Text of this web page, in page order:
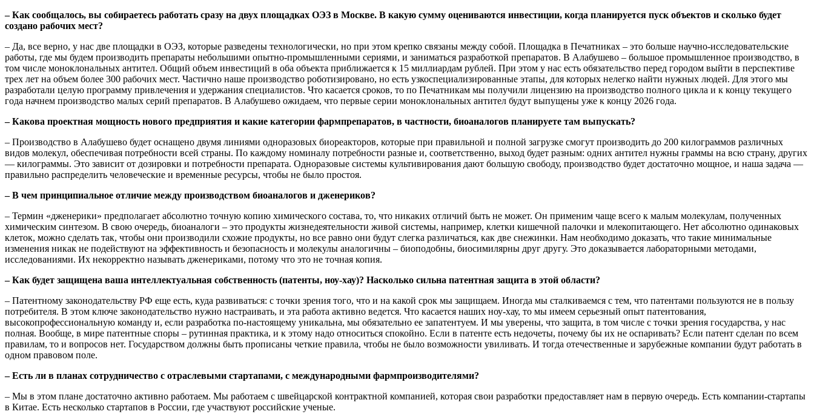
– Как сообщалось, вы собираетесь работать сразу на двух площадках ОЭЗ в Москве. В какую сумму оцениваются инвестиции, когда планируется пуск объектов и сколько будет
создано рабочих мест?
– Да, все верно, у нас две площадки в ОЭЗ, которые разведены технологически, но при этом крепко связаны между собой. Площадка в Печатниках – это больше научно-исследовательские
работы, где мы будем производить препараты небольшими опытно-промышленными сериями, и заниматься разработкой препаратов. В Алабушево – большое промышленное производство, в
том числе моноклональных антител. Общий объем инвестиций в оба объекта приближается к 15 миллиардам рублей. При этом у нас есть обязательство перед городом выйти в перспективе
трех лет на объем более 300 рабочих мест. Частично наше производство роботизировано, но есть узкоспециализированные этапы, для которых нелегко найти нужных людей. Для этого мы
разработали целую программу привлечения и удержания специалистов. Что касается сроков, то по Печатникам мы получили лицензию на производство полного цикла и к концу текущего
года начнем производство малых серий препаратов. В Алабушево ожидаем, что первые серии моноклональных антител будут выпущены уже к концу 2026 года.
– Какова проектная мощность нового предприятия и какие категории фармпрепаратов, в частности, биоаналогов планируете там выпускать?
– Производство в Алабушево будет оснащено двумя линиями одноразовых биореакторов, которые при правильной и полной загрузке смогут производить до 200 килограммов различных
видов молекул, обеспечивая потребности всей страны. По каждому номиналу потребности разные и, соответственно, выход будет разным: одних антител нужны граммы на всю страну, других
— килограммы. Это зависит от дозировки и потребности препарата. Одноразовые системы культивирования дают большую свободу, производство будет достаточно мощное, и наша задача —
правильно распределить человеческие и временные ресурсы, чтобы не было простоя.
– В чем принципиальное отличие между производством биоаналогов и дженериков?
– Термин «дженерики» предполагает абсолютно точную копию химического состава, то, что никаких отличий быть не может. Он применим чаще всего к малым молекулам, полученных
химическим синтезом. В свою очередь, биоаналоги – это продукты жизнедеятельности живой системы, например, клетки кишечной палочки и млекопитающего. Нет абсолютно одинаковых
клеток, можно сделать так, чтобы они производили схожие продукты, но все равно они будут слегка различаться, как две снежинки. Нам необходимо доказать, что такие минимальные
изменения никак не подействуют на эффективность и безопасность и молекулы аналогичны – биоподобны, биосимилярны друг другу. Это доказывается лабораторными методами,
исследованиями. Их некорректно называть дженериками, потому что это не точная копия.
– Как будет защищена ваша интеллектуальная собственность (патенты, ноу-хау)? Насколько сильна патентная защита в этой области?
– Патентному законодательству РФ еще есть, куда развиваться: с точки зрения того, что и на какой срок мы защищаем. Иногда мы сталкиваемся с тем, что патентами пользуются не в пользу
потребителя. В этом ключе законодательство нужно настраивать, и эта работа активно ведется. Что касается наших ноу-хау, то мы имеем серьезный опыт патентования,
высокопрофессиональную команду и, если разработка по-настоящему уникальна, мы обязательно ее запатентуем. И мы уверены, что защита, в том числе с точки зрения государства, у нас
полная. Вообще, в мире патентные споры – рутинная практика, и к этому надо относиться спокойно. Если в патенте есть недочеты, почему бы их не оспаривать? Если патент сделан по всем
правилам, то и вопросов нет. Государством должны быть прописаны четкие правила, чтобы не было возможности увиливать. И тогда отечественные и зарубежные компании будут работать в
одном правовом поле.
– Есть ли в планах сотрудничество с отраслевыми стартапами, с международными фармпроизводителями?
– Мы в этом плане достаточно активно работаем. Мы работаем с швейцарской контрактной компанией, которая свои разработки предоставляет нам в первую очередь. Есть компании-стартапы
в Китае. Есть несколько стартапов в России, где участвуют российские ученые.